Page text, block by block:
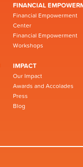
FINANCIAL
Financial Empowerment
Center
Financial Empowerment
Workshops
IMPACT
Our Impact
Awards and Accolades
Press
Blog